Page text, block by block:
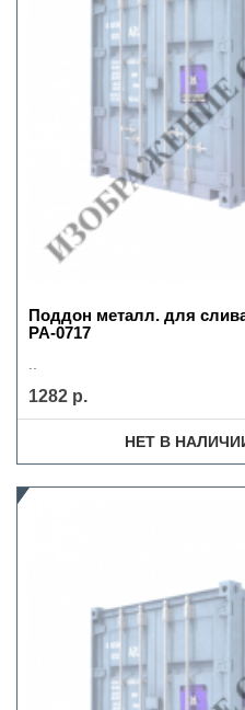
Поддон металл. для
РА-0717
1282 р.
НЕТ В